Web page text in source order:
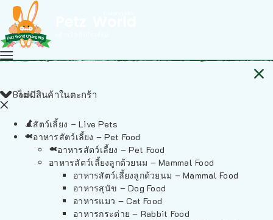
ไม่มีสินค้าในตะกร้า
Back
สัตว์เลี้ยง – Live Pets
อาหารสัตว์เลี้ยง – Pet Food
อาหารสัตว์เลี้ยง – Pet Food
อาหารสัตว์เลี้ยงลูกด้วยนม – Mammal Food
อาหารสัตว์เลี้ยงลูกด้วยนม – Mammal Food
อาหารสุนัข – Dog Food
อาหารแมว – Cat Food
อาหารกระต่าย – Rabbit Food